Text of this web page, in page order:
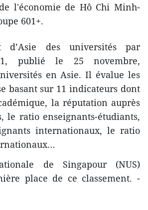
l'économie de Hô Chi Minh-
601+.
d’Asie des universités par
publié le 25 novembre,
en Asie. Il évalue les
basant sur 11 indicateurs dont
la réputation auprès
le ratio enseignants-étudiants,
internationaux, le ratio
de Singapour (NUS)
place de ce classement. -